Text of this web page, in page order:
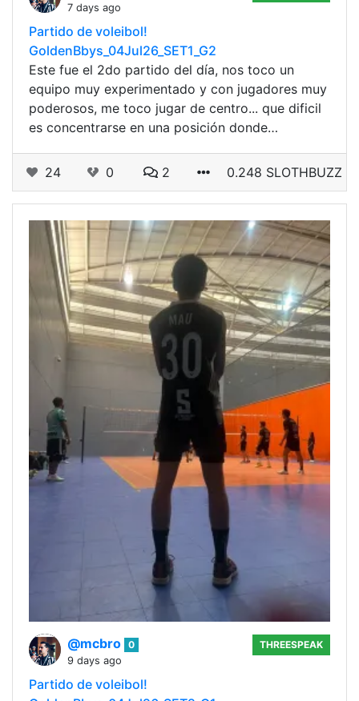
7 days ago
Partido de voleibol!
GoldenBbys_04Jul26_SET1_G2
Este fue el 2do partido del día, nos toco un
equipo muy experimentado y con jugadores muy
poderosos, me toco jugar de centro... que dificil
es concentrarse en una posición donde…
24 0 2 0.248 SLOTHBUZZ
@mcbro 0
9 days ago
THREESPEAK
Partido de voleibol!